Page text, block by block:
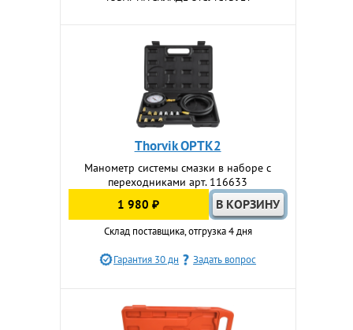
Thorvik OPTK2
Манометр системы смазки в наборе с
переходниками арт. 116633
1 980 ₽
Склад поставщика, отгрузка 4 дня
Гарантия 30 дн Задать вопрос